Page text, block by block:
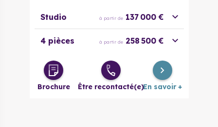
Studio à partir de 137 000 €
4 pièces à partir de 258 500 €
Brochure Être recontacté(e)En savoir +